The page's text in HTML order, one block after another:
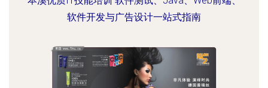
软件开发与广告设计一站式指南